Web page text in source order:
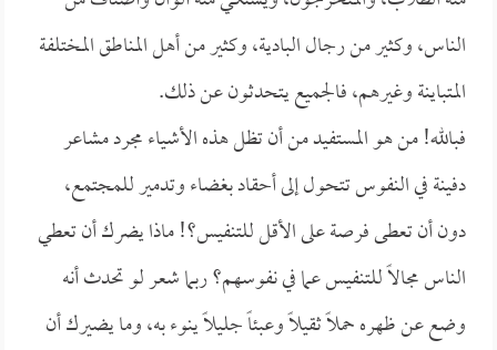
الناس، وكثير من رجال البادية، وكثير من أهل المناطق المختلفة
المتباينة وغيرهم، فالجميع يتحدثون عن ذلك.
فبالله! من هو المستفيد من أن تظل هذه الأشياء مجرد مشاعر
دفينة في النفوس تتحول إلى أحقاد بغضاء وتدمير للمجتمع،
دون أن تعطى فرصة على الأقل للتنفيس؟! ماذا يضرك أن تعطي
الناس مجالاً للتنفيس عما في نفوسهم؟ ربما شعر لو تحدث أنه
وضع عن ظهره حملاً ثقيلاً وعبئاً جليلاً ينوء به، وما يضيرك أن